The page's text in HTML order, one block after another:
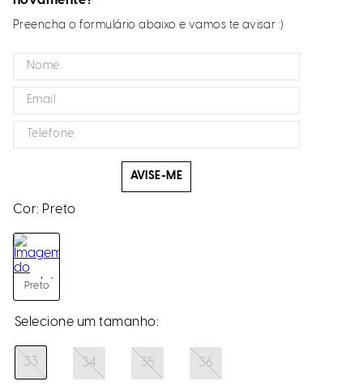
Preencha o formulário abaixo e vamos te avisar :)
AVISE-ME
Cor: Preto
Preto
33 34 35 36